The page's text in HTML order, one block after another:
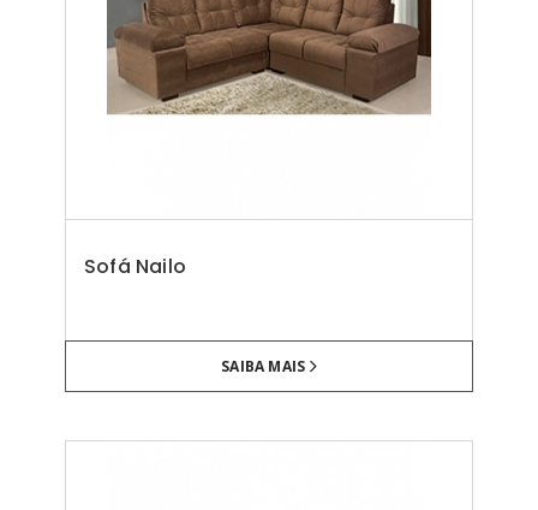
Sofá Nailo
SAIBA MAIS